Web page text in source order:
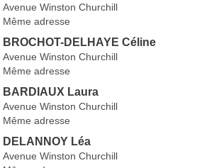
Avenue Winston Churchill
Même adresse
BROCHOT-DELHAYE Céline
Avenue Winston Churchill
Même adresse
BARDIAUX Laura
Avenue Winston Churchill
Même adresse
DELANNOY Léa
Avenue Winston Churchill